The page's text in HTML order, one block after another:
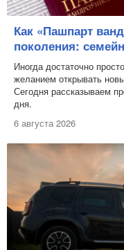
Как «Пашпарт
поколения:
Иногда достаточно
желанием открывать
Сегодня рассказываем
дня.
6 августа 2026